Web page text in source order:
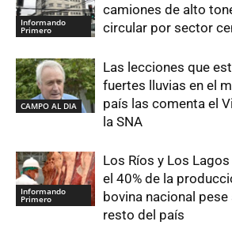
Informando
Primero
camiones de alto
circular por sector
CAMPO AL DIA
Las lecciones que
fuertes lluvias en el
país las comenta el
la SNA
Informando
Primero
Los Ríos y Los
el 40% de la
bovina nacional pese
resto del país